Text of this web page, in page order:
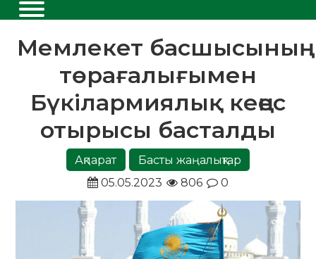
Мемлекет басшысының
төрағалығымен
Бүкілармиялық кеңес
отырысы басталды
Ақпарат
Басты жаңалықтар
05.05.2023
806 0